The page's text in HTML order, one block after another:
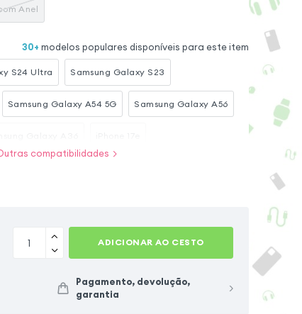
preto
Galaxy S23 Ultra com
Anel
Anel
30+ modelos populares disponíveis para este item
S24 Ultra Samsung Galaxy S23
Samsung Galaxy A54 5G Samsung Galaxy A56
compatibilidades
ADICIONAR AO CESTO
Pagamento, devolução,
garantia